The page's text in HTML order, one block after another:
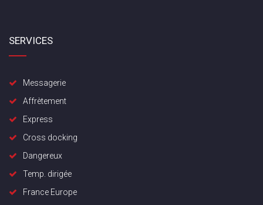
SERVICES
Messagerie
Affrètement
Express
Cross docking
Dangereux
Temp. dirigée
France Europe